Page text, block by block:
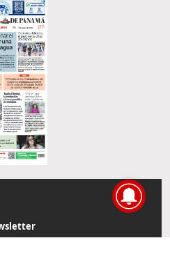
de actualidad directamente en